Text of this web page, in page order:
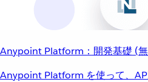
Anypoint Platform：開発基礎 (
Anypoint Platform を使って、